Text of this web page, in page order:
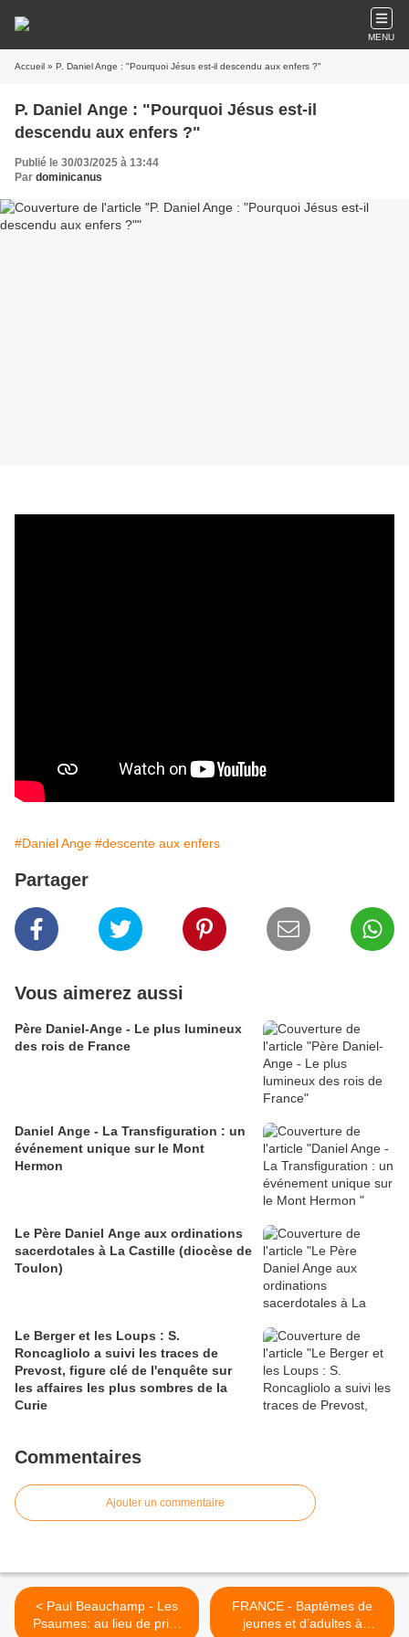
MENU
Accueil » P. Daniel Ange : "Pourquoi Jésus est-il descendu aux enfers ?"
P. Daniel Ange : "Pourquoi Jésus est-il
descendu aux enfers ?"
Publié le 30/03/2025 à 13:44
Par dominicanus
#Daniel Ange #descente aux enfers
Partager
Vous aimerez aussi
Père Daniel-Ange - Le plus lumineux
des rois de France
Daniel Ange - La Transfiguration : un
événement unique sur le Mont
Hermon
Le Père Daniel Ange aux ordinations
sacerdotales à La Castille (diocèse de
Toulon)
Le Berger et les Loups : S.
Roncagliolo a suivi les traces de
Prevost, figure clé de l'enquête sur
les affaires les plus sombres de la
Curie
Commentaires
Ajouter un commentaire
< Paul Beauchamp - Les
Psaumes: au lieu de prier
FRANCE - Baptêmes de
jeunes et d’adultes à